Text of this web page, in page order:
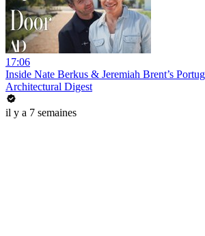
17:06
Inside Nate Berkus & Jeremiah Brent’s
Architectural Digest
il y a 7 semaines